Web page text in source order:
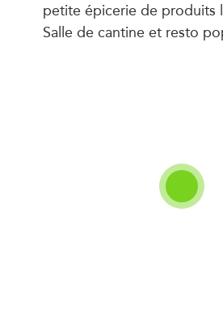
petite épicerie de produits
Salle de cantine et resto